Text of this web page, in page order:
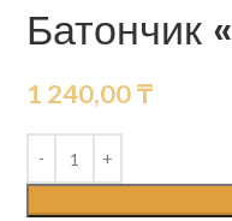
Батончик
1 240,00₸